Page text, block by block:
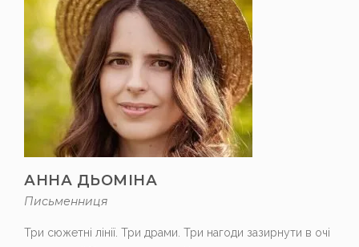
АННА ДЬОМІНА
Письменниця
Три сюжетні лінії. Три драми. Три нагоди зазирнути в очі